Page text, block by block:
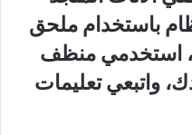
باستخدام ملحق
استخدمي منظف
واتبعي تعليمات